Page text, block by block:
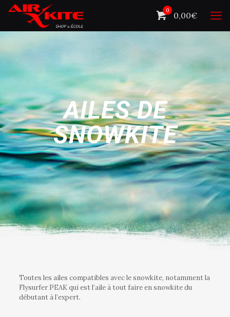
0 0,00€
AILES DE
SNOWKITE
Toutes les ailes compatibles avec le snowkite, notamment la
Flysurfer PEAK qui est l’aile à tout faire en snowkite du
débutant à l’expert.